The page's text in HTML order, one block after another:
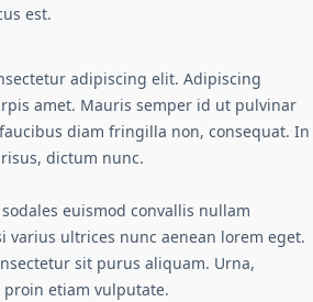
est.
adipiscing elit. Adipiscing
amet. Mauris semper id ut pulvinar
diam fringilla non, consequat. In
dictum nunc.
euismod convallis nullam
varius ultrices nunc aenean lorem eget.
sit purus aliquam. Urna,
etiam vulputate.